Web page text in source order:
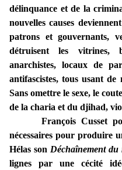
délinquance et de la
nouvelles causes
patrons et gouvernants,
détruisent les vitrines,
anarchistes, locaux de
antifascistes, tous usant de
Sans omettre le sexe, le
de la charia et du djihad,
François Cusset
nécessaires pour produire
Hélas son Déchaînement du
lignes par une cécité